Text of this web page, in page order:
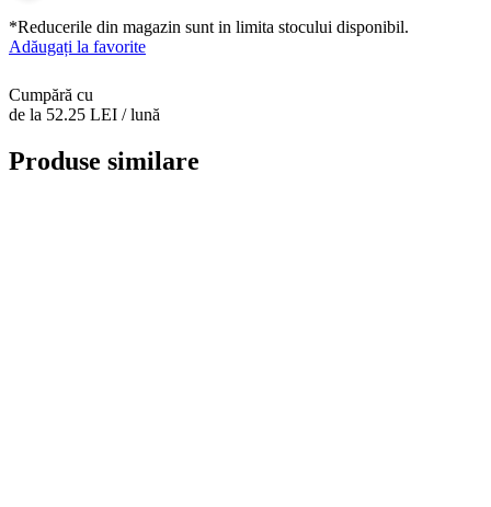
*Reducerile din magazin sunt in limita stocului disponibil.
Adăugați la favorite
Cumpără cu
de la 52.25 LEI / lună
Produse similare